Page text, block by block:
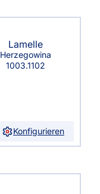
Lamelle
Herzegowina
1003.1102
Konfigurieren